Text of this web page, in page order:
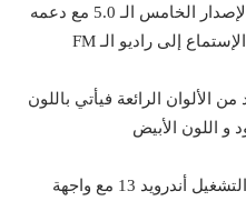
يتوفر على الهاتف خاصية البلوتوث الإصدار الخامس الـ 5.0 مع دعمه
8 برو العديد من الألوان الرائعة فيأتي باللون
و اللون الأبيض
يعمل الهاتف بنظام التشغيل أندرويد 13 مع واجهة